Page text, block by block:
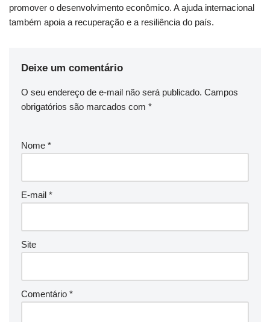
promover o desenvolvimento econômico. A ajuda internacional
também apoia a recuperação e a resiliência do país.
Deixe um comentário
O seu endereço de e-mail não será publicado. Campos
obrigatórios são marcados com *
Nome *
E-mail *
Site
Comentário *